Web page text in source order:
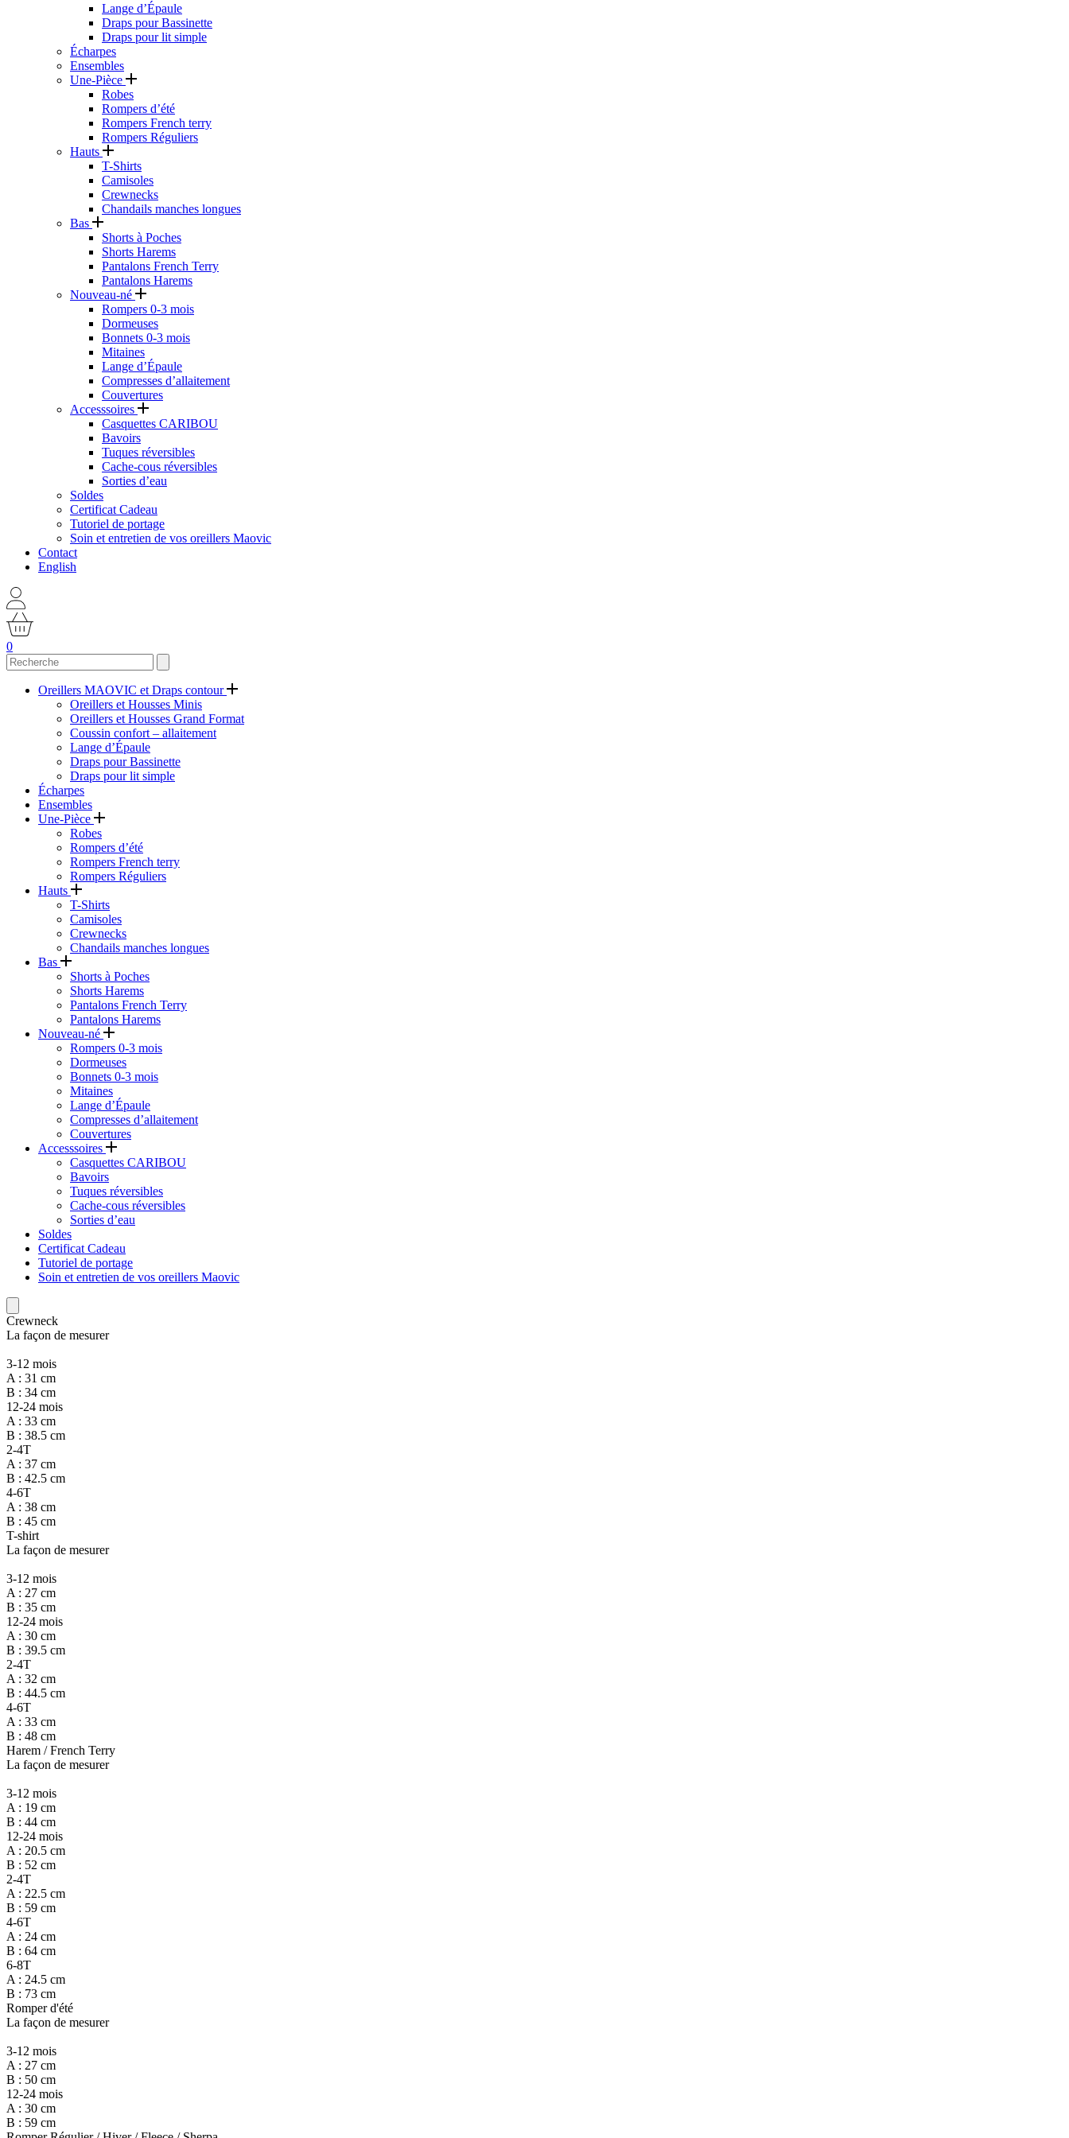
Lange d’Épaule
Draps pour Bassinette
Draps pour lit simple
Écharpes
Ensembles
Une-Pièce
Robes
Rompers d’été
Rompers French terry
Rompers Réguliers
Hauts
T-Shirts
Camisoles
Crewnecks
Chandails manches longues
Bas
Shorts à Poches
Shorts Harems
Pantalons French Terry
Pantalons Harems
Nouveau-né
Rompers 0-3 mois
Dormeuses
Bonnets 0-3 mois
Mitaines
Lange d’Épaule
Compresses d’allaitement
Couvertures
Accesssoires
Casquettes CARIBOU
Bavoirs
Tuques réversibles
Cache-cous réversibles
Sorties d’eau
Soldes
Certificat Cadeau
Tutoriel de portage
Soin et entretien de vos oreillers Maovic
Contact
English
0
Oreillers MAOVIC et Draps contour
Oreillers et Housses Minis
Oreillers et Housses Grand Format
Coussin confort – allaitement
Lange d’Épaule
Draps pour Bassinette
Draps pour lit simple
Écharpes
Ensembles
Une-Pièce
Robes
Rompers d’été
Rompers French terry
Rompers Réguliers
Hauts
T-Shirts
Camisoles
Crewnecks
Chandails manches longues
Bas
Shorts à Poches
Shorts Harems
Pantalons French Terry
Pantalons Harems
Nouveau-né
Rompers 0-3 mois
Dormeuses
Bonnets 0-3 mois
Mitaines
Lange d’Épaule
Compresses d’allaitement
Couvertures
Accesssoires
Casquettes CARIBOU
Bavoirs
Tuques réversibles
Cache-cous réversibles
Sorties d’eau
Soldes
Certificat Cadeau
Tutoriel de portage
Soin et entretien de vos oreillers Maovic
Crewneck
La façon de mesurer
3-12 mois
A : 31 cm
B : 34 cm
12-24 mois
A : 33 cm
B : 38.5 cm
2-4T
A : 37 cm
B : 42.5 cm
4-6T
A : 38 cm
B : 45 cm
T-shirt
La façon de mesurer
3-12 mois
A : 27 cm
B : 35 cm
12-24 mois
A : 30 cm
B : 39.5 cm
2-4T
A : 32 cm
B : 44.5 cm
4-6T
A : 33 cm
B : 48 cm
Harem / French Terry
La façon de mesurer
3-12 mois
A : 19 cm
B : 44 cm
12-24 mois
A : 20.5 cm
B : 52 cm
2-4T
A : 22.5 cm
B : 59 cm
4-6T
A : 24 cm
B : 64 cm
6-8T
A : 24.5 cm
B : 73 cm
Romper d'été
La façon de mesurer
3-12 mois
A : 27 cm
B : 50 cm
12-24 mois
A : 30 cm
B : 59 cm